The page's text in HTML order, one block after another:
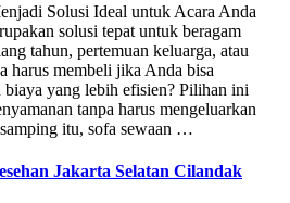
Solusi Ideal untuk Acara Anda
solusi tepat untuk beragam
tahun, pertemuan keluarga, atau
harus membeli jika Anda bisa
biaya yang lebih efisien? Pilihan ini
tanpa harus mengeluarkan
itu, sofa sewaan …
Jakarta Selatan Cilandak